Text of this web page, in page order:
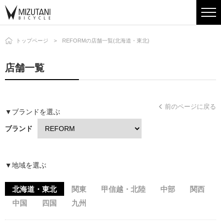
トップページ REFORMの店舗一覧(北海道・東北)
店舗一覧
▼ブランドを選ぶ
ブランド
前のページに戻る
▼地域を選ぶ
北海道・東北 関東 甲信越・北陸 中部
関西
中国
四国 九州